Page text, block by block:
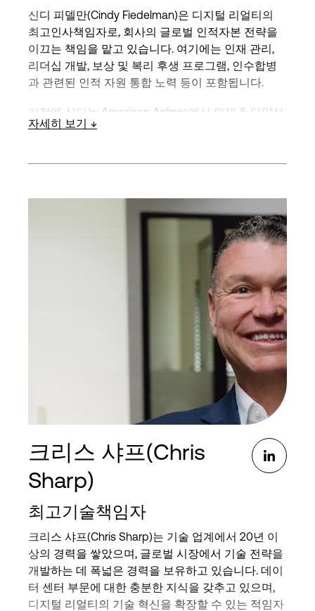
신디 피델만(Cindy Fiedelman)은 디지털 리얼티의
최고인사책임자로, 회사의 글로벌 인적자본 전략을
이끄는 책임을 맡고 있습니다. 여기에는 인재 관리,
리더십 개발, 보상 및 복리 후생 프로그램, 인수합병
과 관련된 인적 자원 통합 노력 등이 포함됩니다.
이전에 신디는 American Airlines에서 인재 & 다양성
담당 부사장직을 수행하며 조직 전체의 통합을 이끌
치, 보상 및 인적 자원 운영을 이끌었습니다. Avaya,
원 및 운영 담당 고위직을 역임하며 최고의 인재 유
치, 조직 혁신, 인수합병 관련 인적 자원 활동 지휘, 후
속 통합 노력, 참여형 인력 육성에 초점을 맞춘 팀 구
축의 측면에서 실력을 입증해 왔습니다.
신디는 펜실베니아 대학교에서 미술사 학사 학위를
자세히 보기
크리스 샤프(Chris
Sharp)
최고기술책임자
크리스 샤프(Chris Sharp)는 기술 업계에서 20년 이
상의 경력을 쌓았으며, 글로벌 시장에서 기술 전략을
개발하는 데 폭넓은 경력을 보유하고 있습니다. 데이
터 센터 부문에 대한 충분한 지식을 갖추고 있으며,
디지털 리얼티의 기술 혁신을 확장할 수 있는 적임자